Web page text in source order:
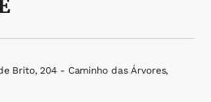
Brito, 204 - Caminho das Árvores,